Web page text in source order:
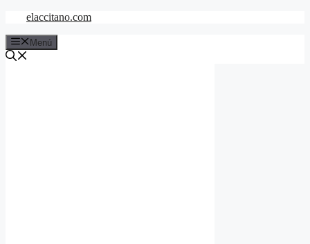
Saltar
contenido
elaccitano.com
Menú